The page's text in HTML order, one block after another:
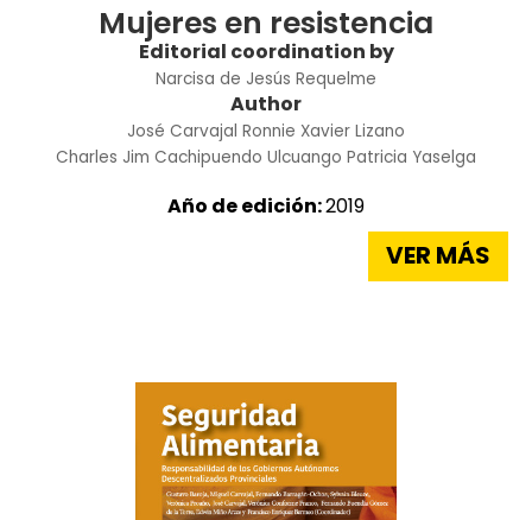
Mujeres en resistencia
Editorial coordination by
Narcisa de Jesús Requelme
Author
José Carvajal Ronnie Xavier Lizano
Charles Jim Cachipuendo Ulcuango Patricia Yaselga
Año de edición:2019
VER MÁS